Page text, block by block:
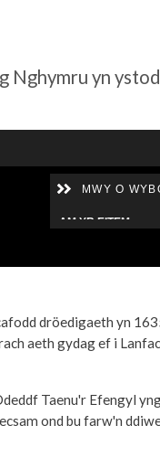
yn
dröedigaeth yn
aeth gydag ef i
Taenu'r Efengyl
ond bu farw'n